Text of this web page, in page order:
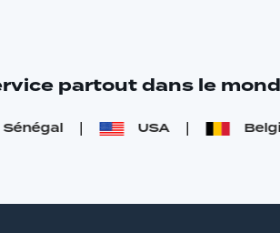
partout dans le
USA